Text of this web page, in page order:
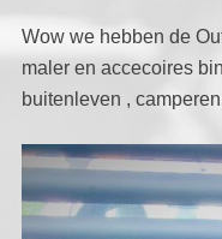
Wow we hebben de
maler en accecoires
buitenleven ,